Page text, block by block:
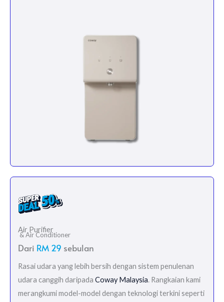
Air Purifier
& Air Conditioner
Dari RM 29 sebulan
Rasai udara yang lebih bersih dengan sistem penulenan
udara canggih daripada Coway Malaysia. Rangkaian kami
merangkumi model-model dengan teknologi terkini seperti